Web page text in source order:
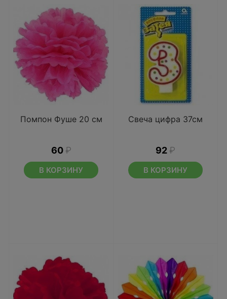
Помпон Фуше 20 см
60 ₽
В КОРЗИНУ
Свеча цифра 37см
92 ₽
В КОРЗИНУ